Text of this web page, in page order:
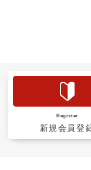
Register
新規会員登